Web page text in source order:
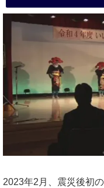
2023年2月、震災後初